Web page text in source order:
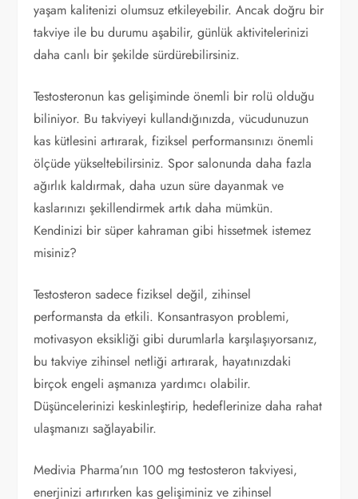
yaşam kalitenizi olumsuz etkileyebilir. Ancak doğru bir
takviye ile bu durumu aşabilir, günlük aktivitelerinizi
daha canlı bir şekilde sürdürebilirsiniz.
Testosteronun kas gelişiminde önemli bir rolü olduğu
biliniyor. Bu takviyeyi kullandığınızda, vücudunuzun
kas kütlesini artırarak, fiziksel performansınızı önemli
ölçüde yükseltebilirsiniz. Spor salonunda daha fazla
ağırlık kaldırmak, daha uzun süre dayanmak ve
kaslarınızı şekillendirmek artık daha mümkün.
Kendinizi bir süper kahraman gibi hissetmek istemez
misiniz?
Testosteron sadece fiziksel değil, zihinsel
performansta da etkili. Konsantrasyon problemi,
motivasyon eksikliği gibi durumlarla karşılaşıyorsanız,
bu takviye zihinsel netliği artırarak, hayatınızdaki
birçok engeli aşmanıza yardımcı olabilir.
Düşüncelerinizi keskinleştirip, hedeflerinize daha rahat
ulaşmanızı sağlayabilir.
Medivia Pharma’nın 100 mg testosteron takviyesi,
enerjinizi artırırken kas gelişiminiz ve zihinsel